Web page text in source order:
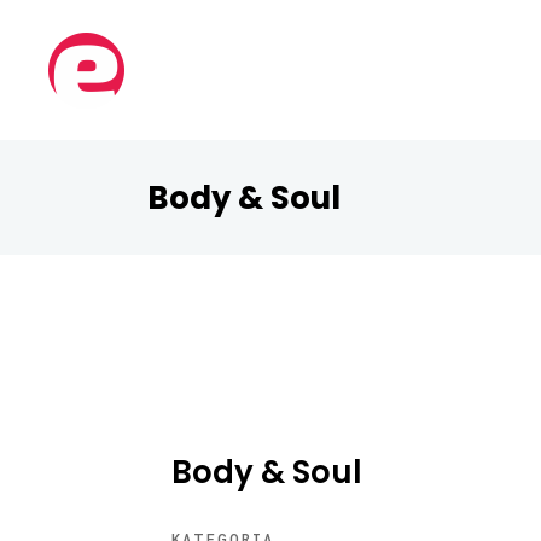
Body & Soul
Body & Soul